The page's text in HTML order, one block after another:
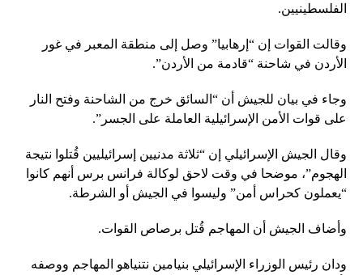
الفلسطينيين.
وقالت القوات إن “إرهابيا” وصل إلى منطقة المعبر في غور
الأردن في شاحنة “قادمة من الأردن”.
وجاء في بيان للجيش أن “السائق خرج من الشاحنة وفتح النار
على قوات الأمن الإسرائيلية العاملة على الجسر”.
وقال الجيش الإسرائيلي إن “ثلاثة مدنيين إسرائيليين قُتلوا نتيجة
الهجوم”، موضحا في وقت لاحق لوكالة فرانس برس أنهم كانوا
“يعملون كحراس أمن” وليسوا في الجيش أو الشرطة.
وأضاف الجيش أن المهاجم قُتل برصاص القوات.
ودان رئيس الوزراء الإسرائيلي بنيامين نتنياهو المهاجم ووصفه